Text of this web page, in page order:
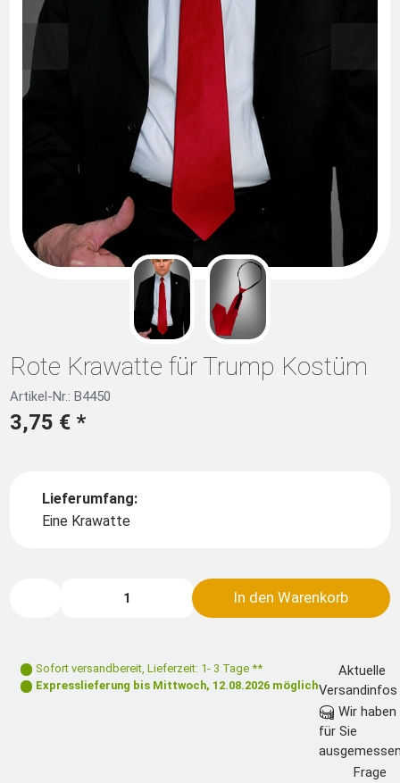
Rote Krawatte für Trump Kostüm
Artikel-Nr.: B4450
3,75 € *
Lieferumfang:
Eine Krawatte
In den Warenkorb
Sofort versandbereit, Lieferzeit: 1- 3 Tage **
Expresslieferung bis Mittwoch, 12.08.2026 möglich
Aktuelle
Versandinfos
für Sie
Frage